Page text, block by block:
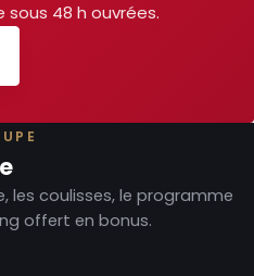
48 h ouvrées.
les coulisses, le programme
offert en bonus.